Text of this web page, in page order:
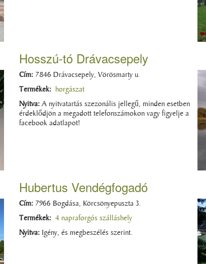
Hosszú-tó Drávacsepely
Cím: 7846 Drávacsepely, Vörösmarty u.
Termékek: horgászat
Nyitva: A nyitvatartás szezonális jellegű, minden esetben
érdeklődjön a megadott telefonszámokon vagy figyelje a
facebook adatlapot!
Hubertus Vendégfogadó
Cím: 7966 Bogdása, Körcsönyepuszta 3.
Termékek: 4 napraforgós szálláshely
Nyitva: Igény, és megbeszélés szerint.